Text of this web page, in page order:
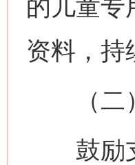
的儿童专
资料，持
（二）
鼓励支